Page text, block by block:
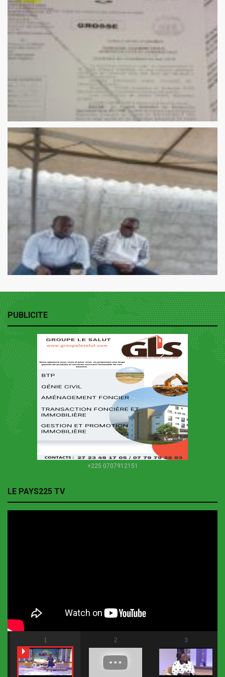
PUBLICITE
+225 0707912151
LE PAYS225 TV
1 2 3